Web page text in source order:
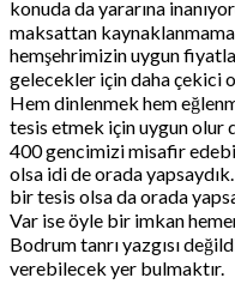
konuda da yararına
maksattan
hemşehrimizin uygun
gelecekler için daha çekici
Hem dinlenmek hem
tesis etmek için uygun olur
400 gencimizi misafir
olsa idi de orada
bir tesis olsa da orada
Var ise öyle bir imkan
Bodrum tanrı yazgısı
verebilecek yer bulmaktır.